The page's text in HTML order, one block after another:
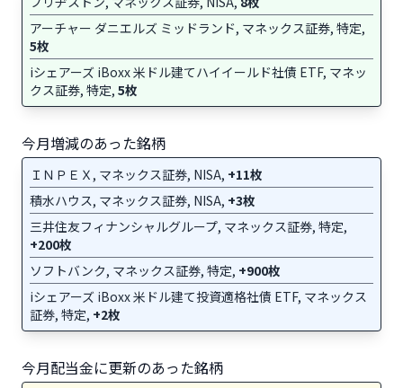
アーチャー ダニエルズ ミッドランド, マネックス証券, 特定,
5枚
iシェアーズ iBoxx 米ドル建てハイイールド社債 ETF, マネッ
クス証券, 特定, 5枚
今月増減のあった銘柄
ＩＮＰＥＸ, マネックス証券, NISA, +11枚
積水ハウス, マネックス証券, NISA, +3枚
三井住友フィナンシャルグループ, マネックス証券, 特定,
+200枚
ソフトバンク, マネックス証券, 特定, +900枚
iシェアーズ iBoxx 米ドル建て投資適格社債 ETF, マネックス
証券, 特定, +2枚
今月配当金に更新のあった銘柄